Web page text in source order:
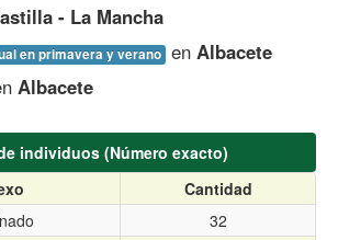
- La Mancha
en primavera y verano en Albacete
Albacete
individuos (Número exacto)
Cantidad
32